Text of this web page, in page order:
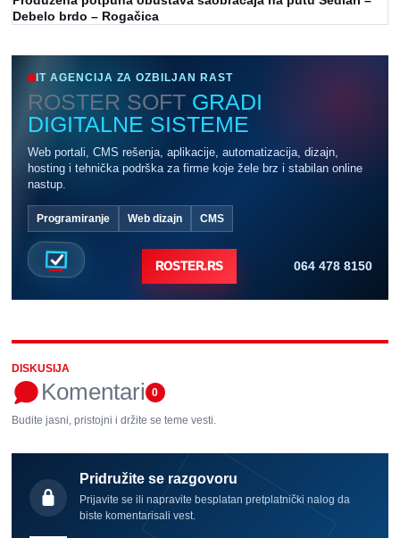
Debelo brdo – Rogačica
IT AGENCIJA ZA OZBILJAN RAST
ROSTER SOFT GRADI
DIGITALNE SISTEME
Web portali, CMS rešenja, aplikacije, automatizacija, dizajn,
hosting i tehnička podrška za firme koje žele brz i stabilan online
nastup.
Programiranje Web dizajn CMS
ROSTER.RS 064 478 8150
DISKUSIJA
Komentari 0
Budite jasni, pristojni i držite se teme vesti.
Pridružite se razgovoru
Prijavite se ili napravite besplatan pretplatnički nalog da
biste komentarisali vest.